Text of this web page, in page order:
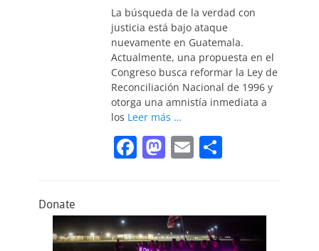
k
La búsqueda de la verdad con
justicia está bajo ataque
nuevamente en Guatemala.
Actualmente, una propuesta en el
Congreso busca reformar la Ley de
Reconciliación Nacional de 1996 y
otorga una amnistía inmediata a
los Leer más …
F
e
b
M
o
d
E
l p
ar
Donate